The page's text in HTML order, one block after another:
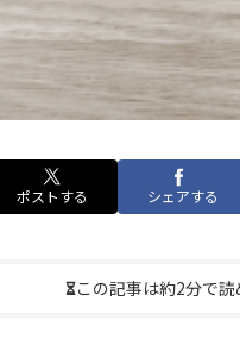
ポストする シェアする
この記事は約2分で読